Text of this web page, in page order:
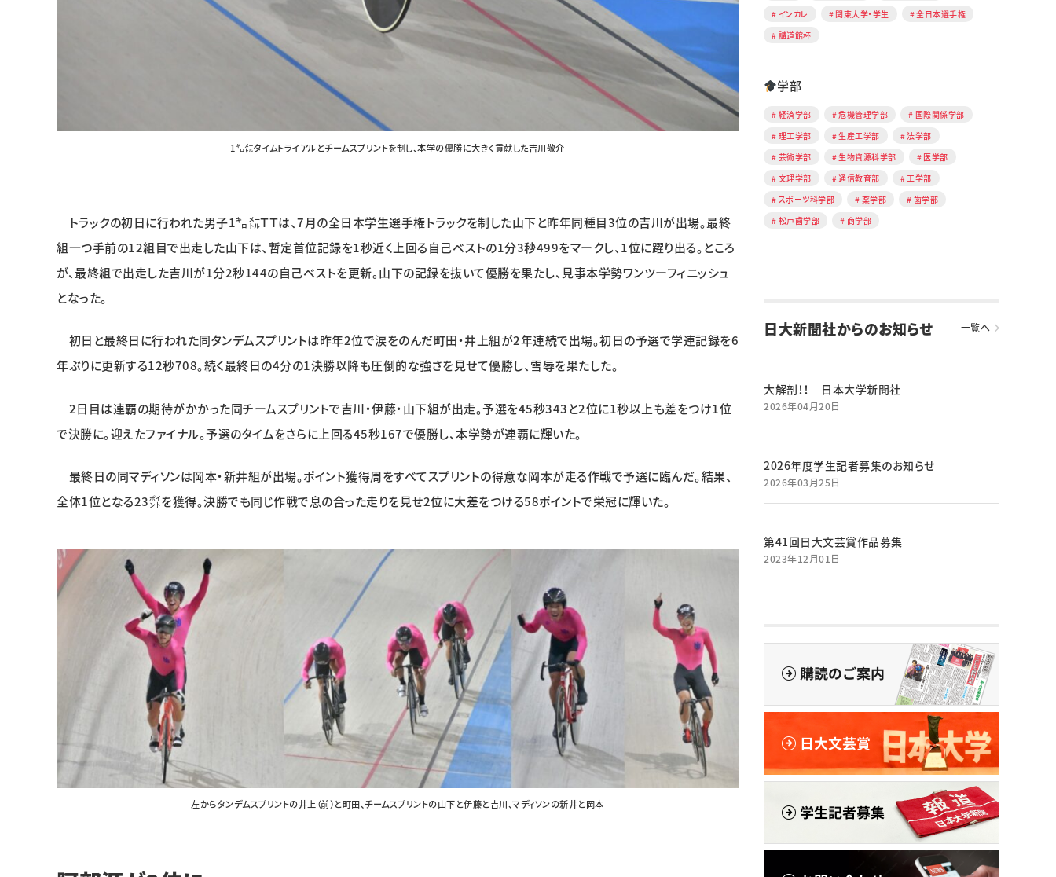
1㌔㍍タイムトライアルとチームスプリントを制し、本学の優勝に大きく貢献した吉川敬介
トラックの初日に行われた男子1㌔㍍ＴＴは、7月の全日本学生選手権トラックを制した山下と昨年同種目3位の吉川が出場。最終
組一つ手前の12組目で出走した山下は、暫定首位記録を1秒近く上回る自己ベストの1分3秒499をマークし、1位に躍り出る。ところ
が、最終組で出走した吉川が1分2秒144の自己ベストを更新。山下の記録を抜いて優勝を果たし、見事本学勢ワンツーフィニッシュ
となった。
初日と最終日に行われた同タンデムスプリントは昨年2位で涙をのんだ町田・井上組が2年連続で出場。初日の予選で学連記録を6
年ぶりに更新する12秒708。続く最終日の4分の1決勝以降も圧倒的な強さを見せて優勝し、雪辱を果たした。
2日目は連覇の期待がかかった同チームスプリントで吉川・伊藤・山下組が出走。予選を45秒343と2位に1秒以上も差をつけ1位
で決勝に。迎えたファイナル。予選のタイムをさらに上回る45秒167で優勝し、本学勢が連覇に輝いた。
最終日の同マディソンは岡本・新井組が出場。ポイント獲得周をすべてスプリントの得意な岡本が走る作戦で予選に臨んだ。結果、
全体1位となる23㌽を獲得。決勝でも同じ作戦で息の合った走りを見せ2位に大差をつける58ポイントで栄冠に輝いた。
左からタンデムスプリントの井上（前）と町田、チームスプリントの山下と伊藤と吉川、マディソンの新井と岡本
インカレ
関東大学・学生
全日本選手権
講道館杯
学部
経済学部 危機管理学部
国際関係学部
理工学部
生産工学部
法学部
芸術学部
生物資源科学部
医学部
文理学部
通信教育部
工学部
スポーツ科学部
薬学部
歯学部
松戸歯学部
商学部
日大新聞社からのお知らせ 一覧へ
大解剖！！ 日本大学新聞社
2026年04月20日
2026年度学生記者募集のお知らせ
2026年03月25日
第41回日大文芸賞作品募集
2023年12月01日